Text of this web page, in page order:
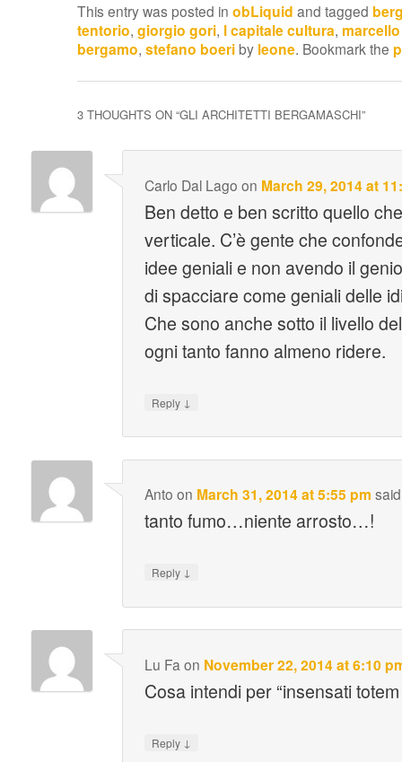
This entry was posted in obLiquid and tagged
tentorio, giorgio gori, l capitale cultura,
bergamo, stefano boeriby leone. Bookmark the
3 THOUGHTS ON “GLI ARCHITETTI BERGAMASCHI”
Carlo Dal Lago on March 29, 2014 at
Ben detto e ben scritto quello
verticale. C’è gente che
idee geniali e non avendo il
di spacciare come geniali delle
Che sono anche sotto il livello
ogni tanto fanno almeno ridere.
Reply ↓
Anto on March 31, 2014 at 5:55 pm
tanto fumo…niente arrosto…!
Reply ↓
Lu Fa on November 22, 2014 at 6:10
Cosa intendi per “insensati
Reply ↓